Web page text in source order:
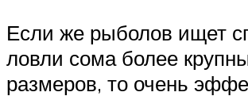
Если же рыболов ищет
ловли сома более
размеров, то очень